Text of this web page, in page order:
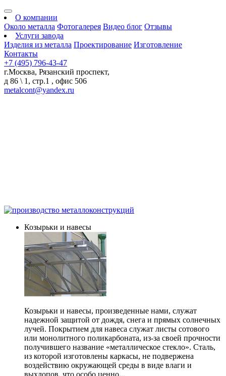
О компании
Около металла Фотогалерея Видео блог Отзывы
Услуги завода
Изделия из металла Проектирование Изготовление
Контакты
+7 (495) 796-43-47
г.Москва, Рязанский проспект,
д 86 \ 1, стр.1 , офис 506
metalcont@yandex.ru
Козырьки и навесы
Козырьки и навесы, произведенные нами, служат
надежной защитой от дождя, снега и прямых солнечных
лучей. Покрытием для навеса служат листы сотового
или монолитного поликарбоната, из-за своей прочности
получившего название «металлическое стекло». Сталь,
из которой изготовлены каркасы, не подвержена
воздействию окружающей среды в виде влаги и
выхлопов, что особо ценно...